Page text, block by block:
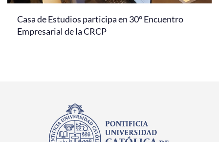
Casa de Estudios participa en 30° Encuentro
Empresarial de la CRCP